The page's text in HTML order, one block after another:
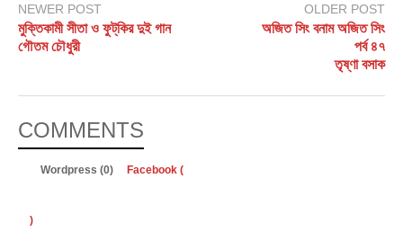
NEWER POST
মুক্তিকামী সীতা ও ফুট্‌কির দুই গান
গৌতম চৌধুরী
OLDER POST
অজিত সিং বনাম অজিত সিং
পর্ব ৪৭
তৃষ্ণা বসাক
COMMENTS
Wordpress (0) Facebook (
)